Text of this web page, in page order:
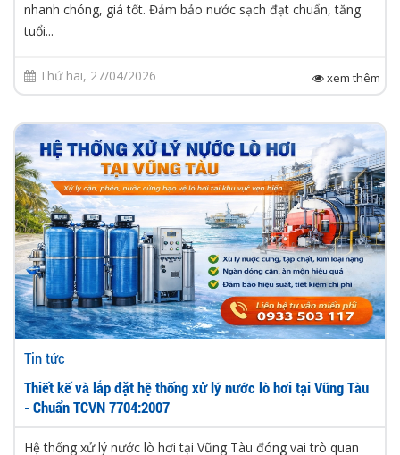
nhanh chóng, giá tốt. Đảm bảo nước sạch đạt chuẩn, tăng
tuổi...
Thứ hai, 27/04/2026 xem thêm
Tin tức
Thiết kế và lắp đặt hệ thống xử lý nước lò hơi tại Vũng Tàu
- Chuẩn TCVN 7704:2007
Hệ thống xử lý nước lò hơi tại Vũng Tàu đóng vai trò quan